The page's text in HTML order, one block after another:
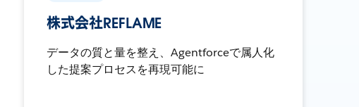
株式会社REFLAME
データの質と量を整え、Agentforceで属人化
した提案プロセスを再現可能に